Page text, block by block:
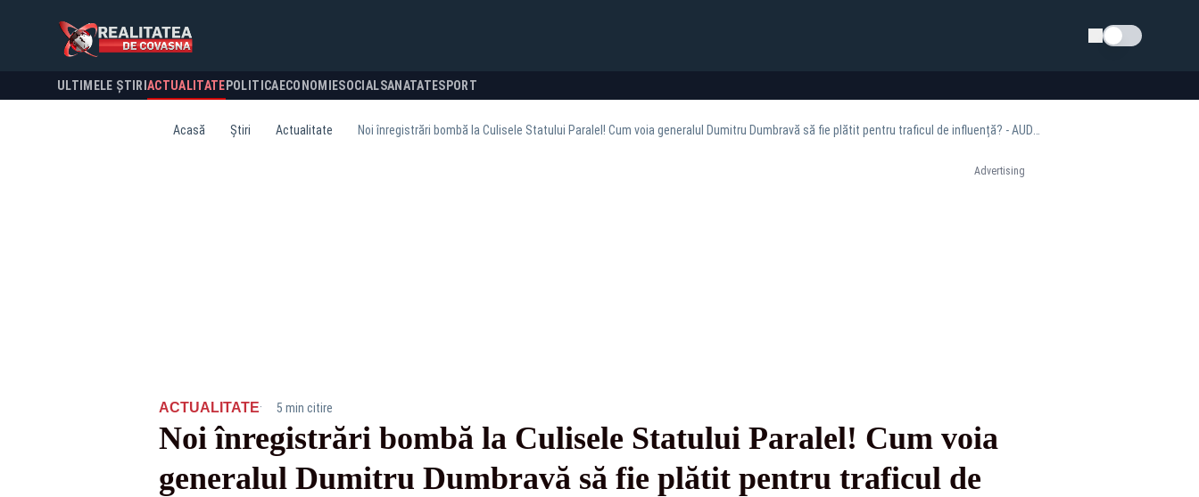
Schimba tema
ULTIMELE ȘTIRI ACTUALITATE POLITICA ECONOMIESOCIALSANATATESPORT
Acasă Știri Actualitate
Advertising
ACTUALITATE· 5 min citire
Noi înregistrări bombă la Culisele Statului Paralel! Cum voia
generalul Dumitru Dumbravă să fie plătit pentru traficul de